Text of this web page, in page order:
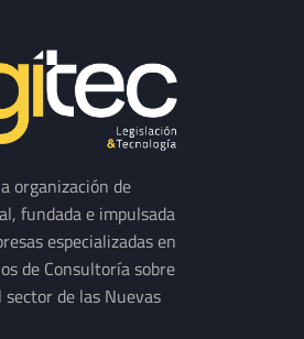
organización de
fundada e impulsada
especializadas en
de Consultoría sobre
sector de las Nuevas